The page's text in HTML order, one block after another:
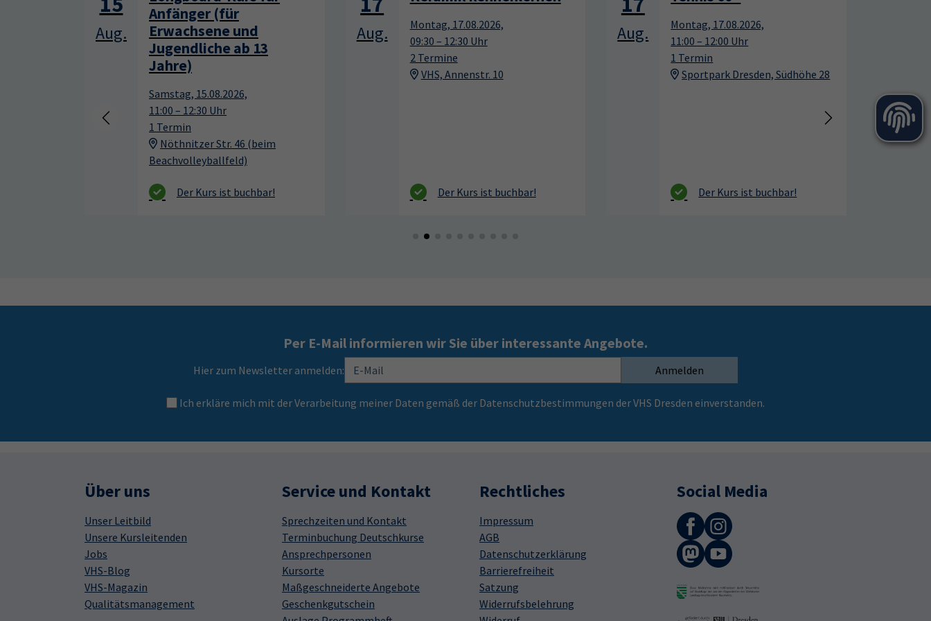
Aug.
Montag, 17.08.2026,
09:30 – 12:30 Uhr
2 Termine
VHS, Annenstr. 10
Aug.
Montag, 17.08.2026,
11:00 – 12:00 Uhr
1 Termin
Sportpark Dresden, Südhöhe 28
Aug.
Montag, 17.08.2026,
12:00 – 13:00 Uhr
10 Termine
Sportpark Dresden, Südhöhe 28
Per E-Mail informieren wir Sie über interessante Angebote.
Hier zum Newsletter anmelden: Anmelden
Ich erkläre mich mit der Verarbeitung meiner Daten gemäß der Datenschutzbestimmungen der VHS Dresden einverstanden.
Über uns
Unser Leitbild
Unsere Kursleitenden
Jobs
VHS-Blog
VHS-Magazin
Qualitätsmanagement
Service und Kontakt
Sprechzeiten und Kontakt
Terminbuchung Deutschkurse
Ansprechpersonen
Kursorte
Maßgeschneiderte Angebote
Geschenkgutschein
Rechtliches
Impressum
AGB
Datenschutzerklärung
Barrierefreiheit
Satzung
Widerrufsbelehrung
Social Media